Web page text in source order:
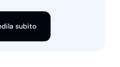
subito